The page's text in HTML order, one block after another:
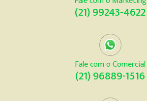
(21) 99243-4622
Fale com o Comercial
(21) 96889-1516